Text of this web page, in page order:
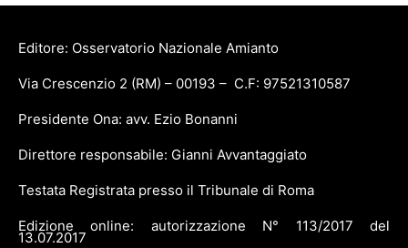
Editore: Osservatorio Nazionale Amianto
Via Crescenzio 2 (RM) – 00193 – C.F: 97521310587
Presidente Ona: avv. Ezio Bonanni
Direttore responsabile: Gianni Avvantaggiato
Testata Registrata presso il Tribunale di Roma
Edizione online: autorizzazione N° 113/2017 del
13.07.2017